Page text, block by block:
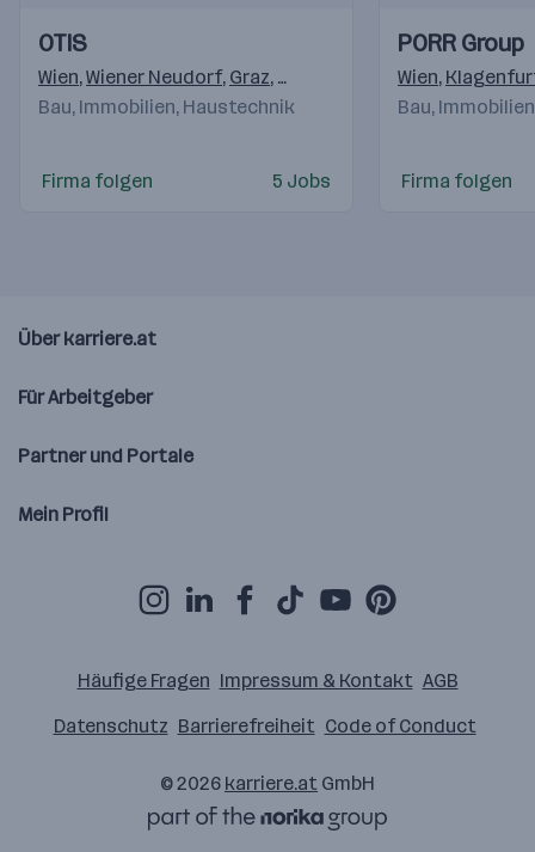
Videos
Einblicke
Einblicke
OTIS
Wien,Wiener Neudorf, Graz, Klagenfurt Linz,Bergheim,
Bau, Immobilien, Haustechnik
Firma folgen 5 Jobs
Videos
Einblicke
Einblicke
PORR Group
Wien,
Bau,
Firma folgen
Über karriere.at
Für Arbeitgeber
Partner und Portale
Mein Profil
Häufige Fragen Impressum & Kontakt AGB
Datenschutz Barrierefreiheit Code of Conduct
© 2026 karriere.at GmbH